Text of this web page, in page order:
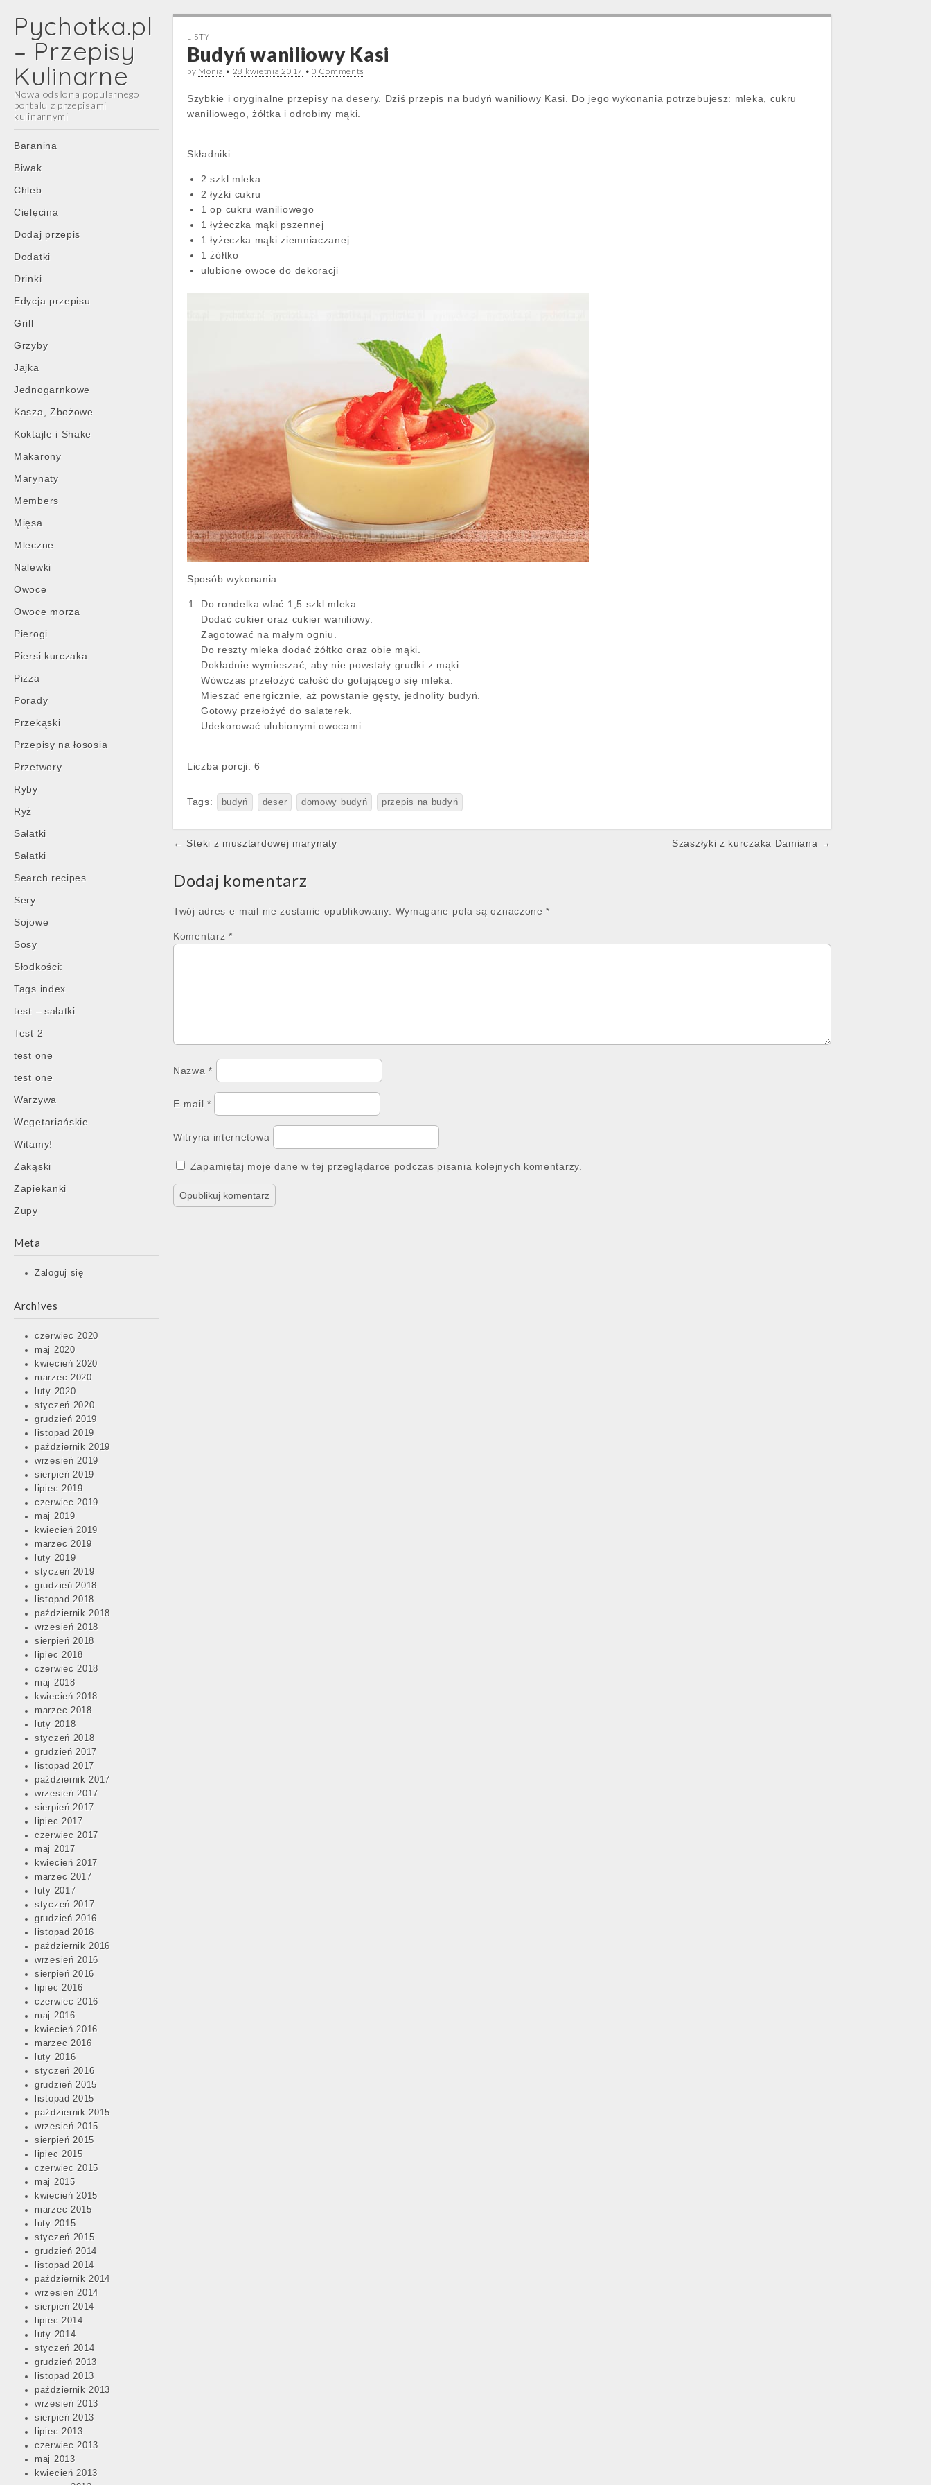
Pychotka.pl
– Przepisy
Kulinarne
Nowa odsłona popularnego
portalu z przepisami
kulinarnymi
Main
menu
Skip
content
Baranina
Biwak
Chleb
Cielęcina
Dodaj przepis
Dodatki
Drinki
Edycja przepisu
Grill
Grzyby
Jajka
Jednogarnkowe
Kasza, Zbożowe
Koktajle i Shake
Makarony
Marynaty
Members
Mięsa
Mleczne
Nalewki
Owoce
Owoce morza
Pierogi
Piersi kurczaka
Pizza
Porady
Przekąski
Przepisy na łososia
Przetwory
Ryby
Ryż
Sałatki
Sałatki
Search recipes
Sery
Sojowe
Sosy
Słodkości:
Tags index
test – sałatki
Test 2
test one
test one
Warzywa
Wegetariańskie
Witamy!
Zakąski
Zapiekanki
Zupy
Meta
Zaloguj się
Archives
czerwiec 2020
maj 2020
kwiecień 2020
marzec 2020
luty 2020
styczeń 2020
grudzień 2019
listopad 2019
październik 2019
wrzesień 2019
sierpień 2019
lipiec 2019
czerwiec 2019
maj 2019
kwiecień 2019
marzec 2019
luty 2019
styczeń 2019
grudzień 2018
listopad 2018
październik 2018
wrzesień 2018
sierpień 2018
lipiec 2018
czerwiec 2018
maj 2018
kwiecień 2018
marzec 2018
luty 2018
styczeń 2018
grudzień 2017
listopad 2017
październik 2017
wrzesień 2017
sierpień 2017
lipiec 2017
czerwiec 2017
maj 2017
kwiecień 2017
marzec 2017
luty 2017
styczeń 2017
grudzień 2016
listopad 2016
październik 2016
wrzesień 2016
sierpień 2016
lipiec 2016
czerwiec 2016
maj 2016
kwiecień 2016
marzec 2016
luty 2016
styczeń 2016
grudzień 2015
listopad 2015
październik 2015
wrzesień 2015
sierpień 2015
lipiec 2015
czerwiec 2015
maj 2015
kwiecień 2015
marzec 2015
luty 2015
styczeń 2015
grudzień 2014
listopad 2014
październik 2014
wrzesień 2014
sierpień 2014
lipiec 2014
luty 2014
styczeń 2014
grudzień 2013
listopad 2013
październik 2013
wrzesień 2013
sierpień 2013
lipiec 2013
czerwiec 2013
maj 2013
kwiecień 2013
LISTY
Budyń waniliowy Kasi
by Monia • 28 kwietnia 2017 •0 Comments
Szybkie i oryginalne przepisy na desery. Dziś przepis na budyń waniliowy Kasi. Do jego wykonania potrzebujesz: mleka, cukru
waniliowego, żółtka i odrobiny mąki.
Składniki:
2 szkl mleka
2 łyżki cukru
1 op cukru waniliowego
1 łyżeczka mąki pszennej
1 łyżeczka mąki ziemniaczanej
1 żółtko
ulubione owoce do dekoracji
Sposób wykonania:
Do rondelka wlać 1,5 szkl mleka.
Dodać cukier oraz cukier waniliowy.
Zagotować na małym ogniu.
Do reszty mleka dodać żółtko oraz obie mąki.
Dokładnie wymieszać, aby nie powstały grudki z mąki.
Wówczas przełożyć całość do gotującego się mleka.
Mieszać energicznie, aż powstanie gęsty, jednolity budyń.
Gotowy przełożyć do salaterek.
Udekorować ulubionymi owocami.
Liczba porcji: 6
Tags: budyń deser domowy budyń przepis na budyń
Post
← Steki z musztardowej marynaty Szaszłyki z kurczaka Damiana →
Dodaj komentarz
Twój adres e-mail nie zostanie opublikowany. Wymagane pola są oznaczone*
Komentarz *
Nazwa*
E-mail *
Witryna internetowa
Zapamiętaj moje dane w tej przeglądarce podczas pisania kolejnych komentarzy.